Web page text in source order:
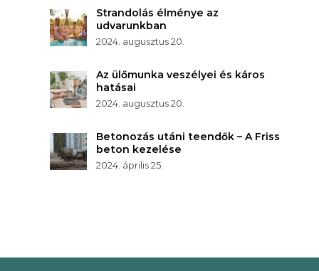
Strandolás élménye az
udvarunkban
2024. augusztus 20.
Az ülőmunka veszélyei és káros
hatásai
2024. augusztus 20.
Betonozás utáni teendők – A Friss
beton kezelése
2024. április 25.